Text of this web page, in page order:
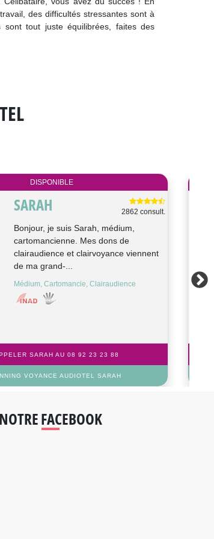
des difficultés stressantes sont à
tout juste équilibrées, faites des
DISPONIBLE
SHIRLEY 1666 consult.
Bonjour, je suis Shirley, médium
auditive, avec le support de mes cartes,
je saurai vous guider et vous
accompag...
Voyance, Médium, Cartomancie,
Clairaudience
APPELER SHIRLEY AU 08 92 23 23 88
VOYANCE AUDIOTEL SHIRLEY
NOTRE FACEBOOK